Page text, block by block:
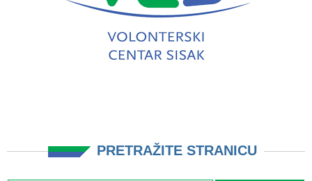
PRETRAŽITE STRANICU